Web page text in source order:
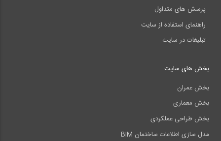
پرسش های متداول
راهنمای استفاده از سایت
تبلیغات در سایت
بخش های سایت
بخش عمران
بخش معماری
بخش طراحی عملکردی
مدل سازی اطلاعات ساختمان BIM